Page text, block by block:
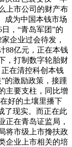
上市公司的财产布
成为中国本钱市场
，“青岛军团”的
企业过会待发，
88亿元，正在本钱
，打制数字轮胎财
在清控科创本钱
的激励政策，接踵
主要支柱，同比增
好的土壤里播下
了现实。而正在此
正在青岛证监局，
将市级上市搀扶政
企业上市相关的培